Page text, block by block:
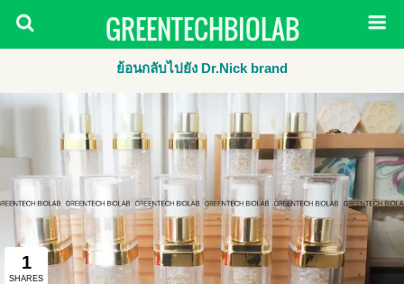
GREENTECHBIOLAB
ย้อนกลับไปยัง Dr.Nick brand